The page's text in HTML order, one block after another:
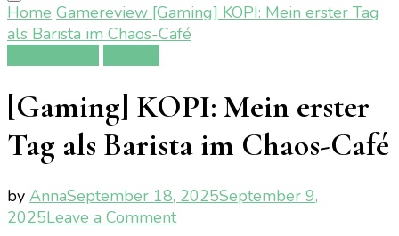
Home Gamereview [Gaming] KOPI: Mein erster Tag
als Barista im Chaos-Café
[Gaming] KOPI: Mein erster
Tag als Barista im Chaos-Café
by AnnaSeptember 18, 2025September 9,
2025Leave a Commenton